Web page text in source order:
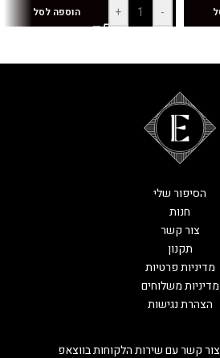
-
+ הוספה לסל
קשר עם שירות הלקוחות בווצאפ
הסיפור שלי
חנות
צור קשר
תקנון
מדיניות פרטיות
מדיניות משלוחים
הצהרת נגישות